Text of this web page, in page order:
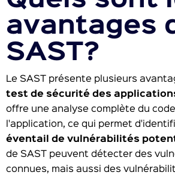
avantages
SAST?
Le SAST présente plusieurs
test de sécurité des
offre une analyse complète du
l'application, ce qui permet
éventail de vulnérabilités
de SAST peuvent détecter des
connues, mais aussi des